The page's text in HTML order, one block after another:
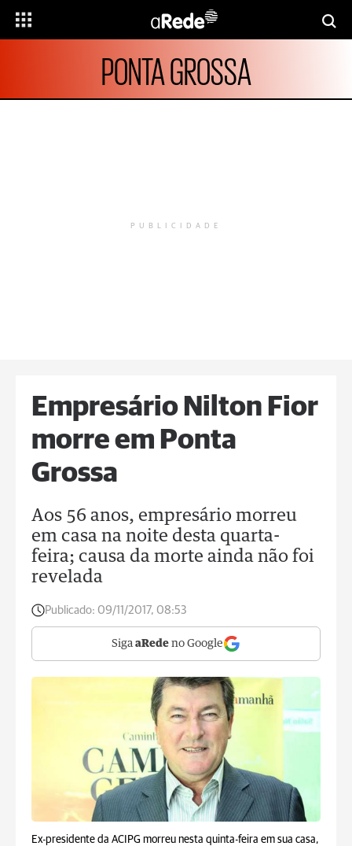
PONTA GROSSA
PUBLICIDADE
Empresário Nilton Fior
morre em Ponta
Grossa
Aos 56 anos, empresário morreu
em casa na noite desta quarta-
feira; causa da morte ainda não foi
revelada
Publicado: 09/11/2017, 08:53
Siga aRede no Google
Ex-presidente da ACIPG morreu nesta quinta-feira em sua casa,